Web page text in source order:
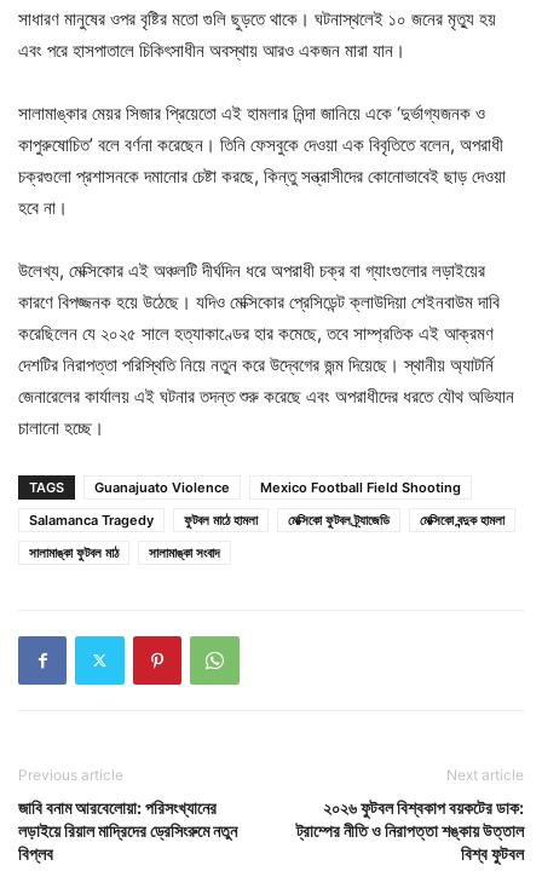
সাধারণ মানুষের ওপর বৃষ্টির মতো গুলি ছুড়তে থাকে। ঘটনাস্থলেই ১০ জনের মৃত্যু হয়
এবং পরে হাসপাতালে চিকিৎসাধীন অবস্থায় আরও একজন মারা যান।
সালামাঙ্কার মেয়র সিজার প্রিয়েতো এই হামলার নিন্দা জানিয়ে একে ‘দুর্ভাগ্যজনক ও
কাপুরুষোচিত’ বলে বর্ণনা করেছেন। তিনি ফেসবুকে দেওয়া এক বিবৃতিতে বলেন, অপরাধী
চক্রগুলো প্রশাসনকে দমানোর চেষ্টা করছে, কিন্তু সন্ত্রাসীদের কোনোভাবেই ছাড় দেওয়া
হবে না।
উলেখ্য, মেক্সিকোর এই অঞ্চলটি দীর্ঘদিন ধরে অপরাধী চক্র বা গ্যাংগুলোর লড়াইয়ের
কারণে বিপজ্জনক হয়ে উঠেছে। যদিও মেক্সিকোর প্রেসিডেন্ট ক্লাউদিয়া শেইনবাউম দাবি
করেছিলেন যে ২০২৫ সালে হত্যাকাণ্ডের হার কমেছে, তবে সাম্প্রতিক এই আক্রমণ
দেশটির নিরাপত্তা পরিস্থিতি নিয়ে নতুন করে উদ্বেগের জন্ম দিয়েছে। স্থানীয় অ্যাটর্নি
জেনারেলের কার্যালয় এই ঘটনার তদন্ত শুরু করেছে এবং অপরাধীদের ধরতে যৌথ অভিযান
চালানো হচ্ছে।
TAGS Guanajuato Violence
Mexico Football Field Shooting
Salamanca Tragedy
ফুটবল মাঠে হামলা মেক্সিকো ফুটবল ট্র্যাজেডি
মেক্সিকো বন্দুক হামলা
সালামাঙ্কা ফুটবল মাঠ
সালামাঙ্কা সংবাদ
Previous article
জাবি বনাম আরবেলোয়া: পরিসংখ্যানের
লড়াইয়ে রিয়াল মাদ্রিদের ড্রেসিংরুমে নতুন
বিপ্লব
Next article
২০২৬ ফুটবল বিশ্বকাপ বয়কটের ডাক:
ট্রাম্পের নীতি ও নিরাপত্তা শঙ্কায় উত্তাল
বিশ্ব ফুটবল